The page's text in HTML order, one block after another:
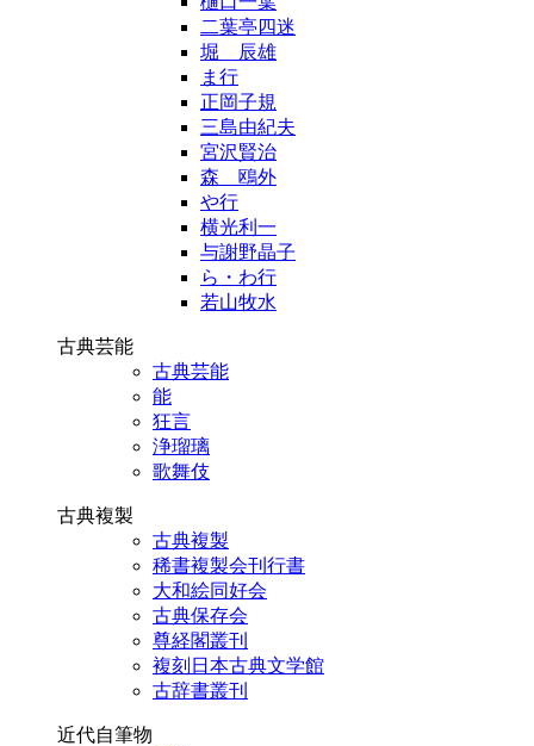
二葉亭四迷
堀 辰雄
ま行
正岡子規
三島由紀夫
宮沢賢治
森 鴎外
や行
横光利一
与謝野晶子
ら・わ行
若山牧水
古典芸能
古典芸能
能
狂言
浄瑠璃
歌舞伎
古典複製
古典複製
稀書複製会刊行書
大和絵同好会
古典保存会
尊経閣叢刊
複刻日本古典文学館
古辞書叢刊
近代自筆物